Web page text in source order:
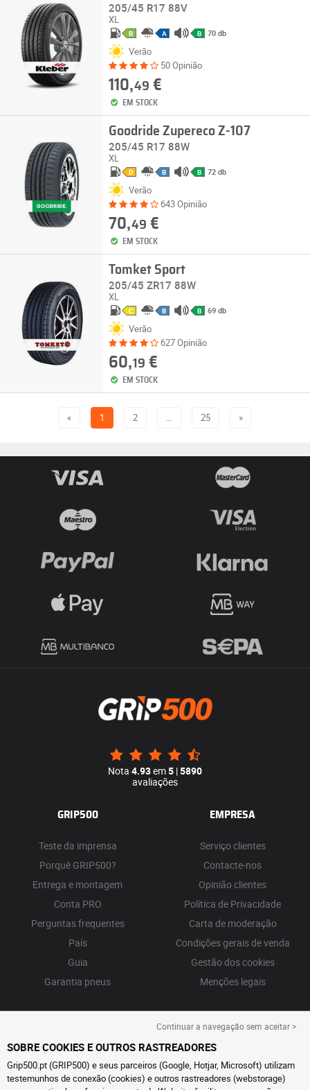
205/45 R17 88V
XL
B A B 70 db
Verão
50 Opinião
110,49 €
EM STOCK
Goodride Zupereco Z-107
205/45 R17 88W
XL
D B B 72 db
Verão
643 Opinião
70,49 €
EM STOCK
Tomket Sport
205/45 ZR17 88W
XL
C B B 69 db
Verão
627 Opinião
60,19 €
EM STOCK
« 1 2 … 25 »
Nota 4.93em5 |5890
avaliações
GRIP500
Teste da imprensa
Porquê GRIP500?
Entrega e montagem
Conta PRO
Perguntas frequentes
País
Guia
Garantia pneus
EMPRESA
Serviço clientes
Contacte-nos
Opinião clientes
Política de Privacidade
Carta de moderação
Condições gerais de venda
Gestão dos cookies
Menções legais
Continuar a navegação sem aceitar >
SOBRE COOKIES E OUTROS RASTREADORES
Grip500.pt (GRIP500) e seus parceiros (Google, Hotjar, Microsoft) utilizam
testemunhos de conexão (cookies) e outros rastreadores (webstorage)